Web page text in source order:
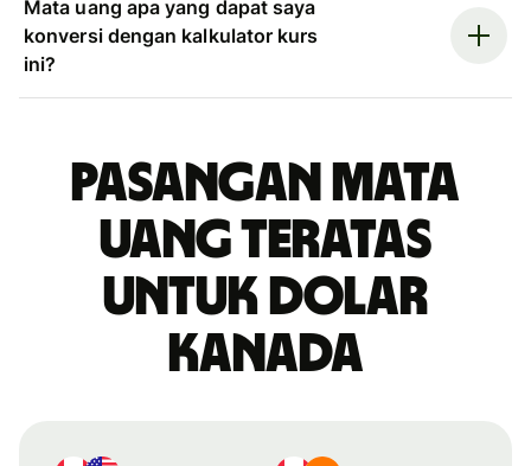
Mata uang apa yang dapat saya
konversi dengan kalkulator kurs
ini?
Pasangan mata
uang teratas
untuk dolar
Kanada